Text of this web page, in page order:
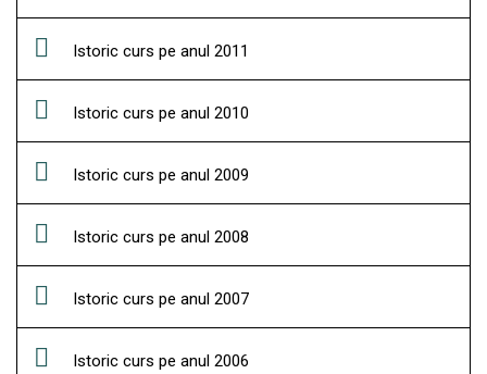
Istoric curs pe anul 2011
Istoric curs pe anul 2010
Istoric curs pe anul 2009
Istoric curs pe anul 2008
Istoric curs pe anul 2007
Istoric curs pe anul 2006